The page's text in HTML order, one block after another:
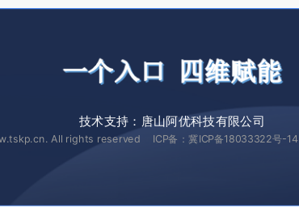
技术支持： 唐山阿优科技有限公司
All rights reserved ICP备：冀ICP备18033322号-14